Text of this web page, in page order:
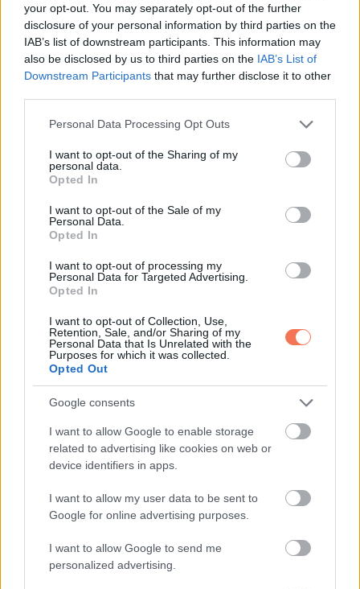
your opt-out. You may separately opt-out of the further
disclosure of your personal information by third parties on the
IAB’s list of downstream participants. This information may
also be disclosed by us to third parties on the IAB’s List of
Downstream Participants that may further disclose it to other
Please note that this website/app uses one or more Google
not limited to your visit or usage behaviour. You may click to
grant or deny consent to Google and its third-party tags to
use your data for below specified purposes in below Google
consent section.
Personal Data Processing Opt Outs
I want to opt-out of the Sharing of my
personal data.
Opted In
I want to opt-out of the Sale of my
Personal Data.
Opted In
I want to opt-out of processing my
Personal Data for Targeted Advertising.
Opted In
I want to opt-out of Collection, Use,
Retention, Sale, and/or Sharing of my
Personal Data that Is Unrelated with the
Purposes for which it was collected.
Opted Out
Google consents
I want to allow Google to enable storage
related to advertising like cookies on web or
device identifiers in apps.
I want to allow my user data to be sent to
Google for online advertising purposes.
I want to allow Google to send me
personalized advertising.
elkezdtek ömleni. Kayzen jótettének híre futótűzként terjedt
a közösségi médiában, és nem kellett sokáig várni arra,
hogy történetét az egész ország hírcsatornáin bemutassák.
egy új otthonra.
fiatal barátja, könnyekben tört ki. „Elkezdtem sírni –
csendben küzdöttem, és nem akartam senkitől semmit
kérni” – mondta.